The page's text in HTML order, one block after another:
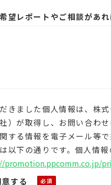
望レポートやご相談があれ
きました個人情報は、株
社）が取得し、お問い合わ
する情報を電子メール等
以下の通りです。個人情
promotion.ppcomm.co.jp/
する